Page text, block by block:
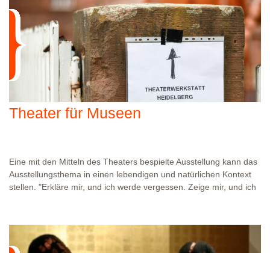
WO?
BADISCHES LANDESMUSEUM KARLSRUHE
RESERVIERUNG?
TERMINE BITTE ANFRAGEN UNTER 0721–9262000
Theater für Museen
Eine mit den Mitteln des Theaters bespielte Ausstellung kann das
Ausstellungsthema in einen lebendigen und natürlichen Kontext
stellen. "Erkläre mir, und ich werde vergessen. Zeige mir, und ich
Ihrer Ausstellungen Körper und Stimme. Themen werden
lebendig. Stimmungen und Gefühle gegenwärtig. Der Besucher
wird verzaubert, lernt auf unterhaltsame Art und ist mittendrin:
WO?
IHR VERANSTALTUNGSORT